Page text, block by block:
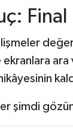
ekranlara ara
şimdi